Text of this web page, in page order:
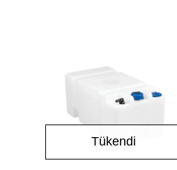
Tükendi